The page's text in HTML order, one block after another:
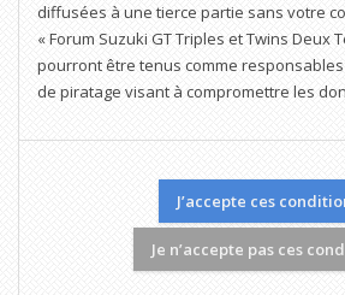
diffusées à une tierce partie sans votre
« Forum Suzuki GT Triples et Twins Deux
pourront être tenus comme
de piratage visant à compromettre les